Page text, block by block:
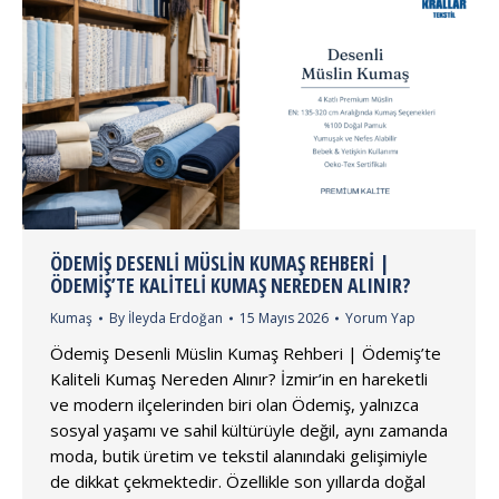
ÖDEMIŞ DESENLI MÜSLIN KUMAŞ REHBERI |
ÖDEMIŞ’TE KALITELI KUMAŞ NEREDEN ALINIR?
Kumaş By İleyda Erdoğan 15 Mayıs 2026 Yorum Yap
Ödemiş Desenli Müslin Kumaş Rehberi | Ödemiş’te
Kaliteli Kumaş Nereden Alınır? İzmir’in en hareketli
ve modern ilçelerinden biri olan Ödemiş, yalnızca
sosyal yaşamı ve sahil kültürüyle değil, aynı zamanda
moda, butik üretim ve tekstil alanındaki gelişimiyle
de dikkat çekmektedir. Özellikle son yıllarda doğal